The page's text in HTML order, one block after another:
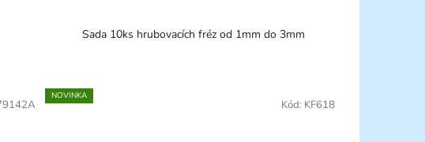
Sada 10ks hrubovacích fréz od 1mm do 3mm
NOVINKA
Kód: KF618